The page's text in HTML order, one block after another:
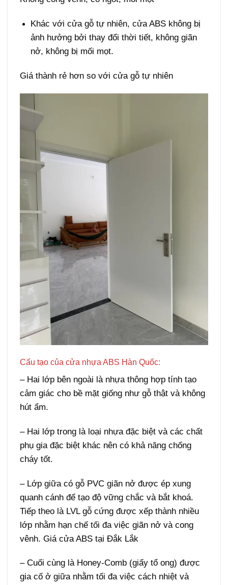
Khác với cửa gỗ tự nhiên, cửa ABS không bị
ảnh hưởng bởi thay đổi thời tiết, không giãn
nở, không bị mối mọt.
Giá thành rẻ hơn so với cửa gỗ tự nhiên
Cấu tạo của cửa nhựa ABS Hàn Quốc:
– Hai lớp bên ngoài là nhựa thông hợp tính tạo
cảm giác cho bề mặt giống như gỗ thật và không
hút ẩm.
– Hai lớp trong là loại nhựa đặc biệt và các chất
phụ gia đặc biệt khác nên có khả năng chống
cháy tốt.
– Lớp giữa có gỗ PVC giãn nở được ép xung
quanh cánh để tạo độ vững chắc và bắt khoá.
Tiếp theo là LVL gỗ cứng được xếp thành nhiều
lớp nhằm hạn chế tối đa việc giãn nở và cong
vênh. Giá cửa ABS tại Đắk Lắk
– Cuối cùng là Honey-Comb (giấy tổ ong) được
gia cố ở giữa nhằm tối đa việc cách nhiệt và